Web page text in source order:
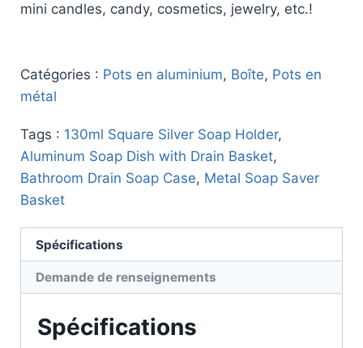
mini candles, candy, cosmetics, jewelry, etc.!
Catégories : Pots en aluminium, Boîte, Pots en
métal
Tags : 130ml Square Silver Soap Holder,
Aluminum Soap Dish with Drain Basket,
Bathroom Drain Soap Case, Metal Soap Saver
Basket
Spécifications
Demande de renseignements
Spécifications